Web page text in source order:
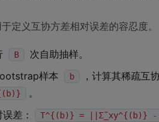
于定义互协方差相对误差的容忍度。
B
次自助抽样。
样本
b ，计算其稀疏互
。
差：
T^{(b)} = ||Σ̃_xy^{(b)} -